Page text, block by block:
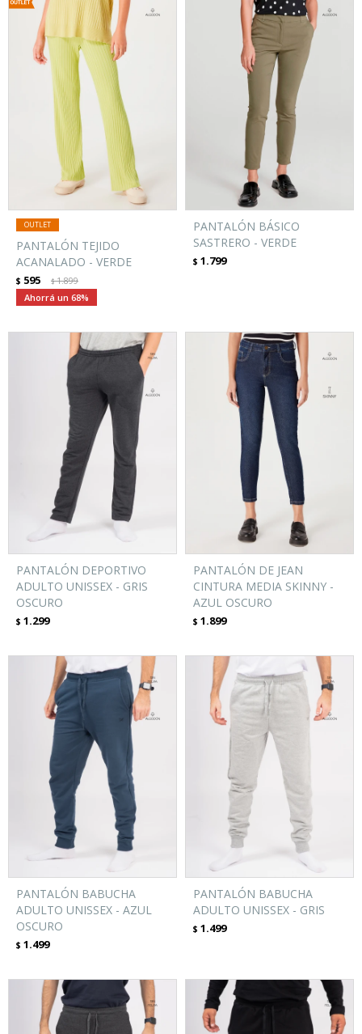
PANTALÓN TEJIDO
ACANALADO - VERDE
$ 595 $1.899
68
PANTALÓN BÁSICO
SASTRERO - VERDE
$ 1.799
PANTALÓN DEPORTIVO
ADULTO UNISSEX - GRIS
OSCURO
$ 1.299
PANTALÓN DE JEAN
CINTURA MEDIA SKINNY -
AZUL OSCURO
$ 1.899
PANTALÓN BABUCHA
ADULTO UNISSEX - AZUL
OSCURO
$ 1.499
PANTALÓN BABUCHA
ADULTO UNISSEX - GRIS
$ 1.499